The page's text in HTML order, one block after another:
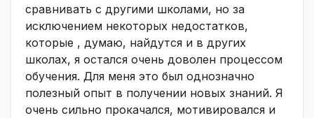
сравнивать с другими школами, но за
исключением некоторых недостатков,
которые , думаю, найдутся и в других
школах, я остался очень доволен процессом
обучения. Для меня это был однозначно
полезный опыт в получении новых знаний. Я
очень сильно прокачался, мотивировался и